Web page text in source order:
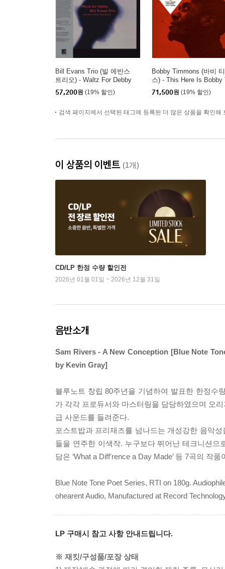
Bill Evans Trio (빌 에반스
트리오) - Waltz For Debby
[LP]
57,200원 (19% 할인)
Bobby Timmons (바비
스) - This Here Is Bobby
mmons [LP]
71,500원 (19% 할인)
검색 페이지에서 선택된 태그에 등록된 더 많은 상품을 확인해
이 상품의 이벤트 (1개)
CD/LP 한정 수량 할인전
2026년 01월 01일 ~ 2026년 12월 31일
음반소개
Sam Rivers - A New Conception [Blue Note
by Kevin Gray]
블루노트 창립 80주년을 기념하여 발표한 한정수
가 각각 프로듀서와 마스터링을 담당하였으며 오
급 사운드를 들려준다.
포스트밥과 프리재즈를 넘나드는 개성강한 음악
들을 연주한 이색작. 누구보다 뛰어난 테크니션으
담은 ‘What a Diff'rence a Day Made’ 등 7곡의 작품
Blue Note Tone Poet Series, RTI on 180g.
ohearent Audio, Manufactured at Record
LP 구매시 참고 사항 안내드립니다.
※ 재킷/구성품/포장 상태